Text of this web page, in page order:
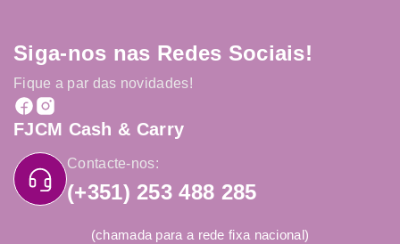
Siga-nos nas Redes Sociais!
Fique a par das novidades!
FJCM Cash & Carry
Contacte-nos:
(+351) 253 488 285
(chamada para a rede fixa nacional)